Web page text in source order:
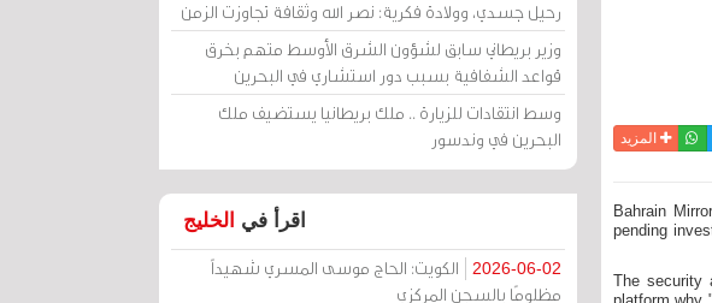
تويترواتسابالمزيد
Bahrain
pending
The security
رحيل جسدي، وولادة فكرية: نصر الله وثقافة تجاوزت الزمن
وزير بريطاني سابق لشؤون الشرق الأوسط متهم بخرق
قواعد الشفافية بسبب دور استشاري في البحرين
وسط انتقادات للزيارة .. ملك بريطانيا يستضيف ملك
البحرين في وندسور
اقرأ في الخليج
2026-06-02
الكويت: الحاج موسى المسري شهيداً
مظلومًا بالسجن المركزي